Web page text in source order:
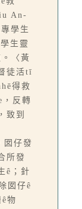
An-
學生
生靈
〈黃
徒活tī
得救
，反轉
致到
囡仔發
所發
ê；針
囡仔ê
物